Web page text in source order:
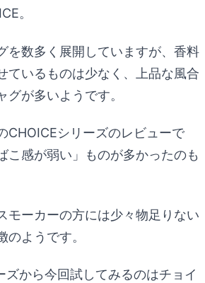
。
を数多く展開していますが、香料
ているものは少なく、上品な風合
グが多いようです。
CHOICEシリーズのレビューで
こ感が弱い」ものが多かったのも
モーカーの方には少々物足りない
ようです。
ズから今回試してみるのはチョイ